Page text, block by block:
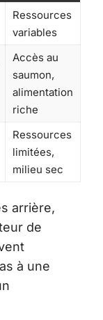
Ressources
variables
Accès au
saumon,
alimentation
riche
Ressources
limitées,
milieu sec
arrière,
de
à une